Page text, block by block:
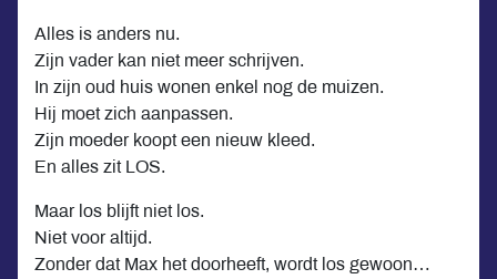
Alles is anders nu.
Zijn vader kan niet meer schrijven.
In zijn oud huis wonen enkel nog de muizen.
Hij moet zich aanpassen.
Zijn moeder koopt een nieuw kleed.
En alles zit LOS.
Maar los blijft niet los.
Niet voor altijd.
Zonder dat Max het doorheeft, wordt los gewoon…